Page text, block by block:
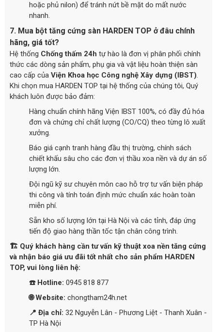
hoặc phủ nilon) để tránh nứt bề mặt do mất nước
nhanh.
7. Mua bột tăng cứng sàn HARDEN TOP ở đâu chính
hãng, giá tốt?
Hệ thống Chống thấm 24h tự hào là đơn vị phân phối chính
thức các dòng sản phẩm, phụ gia và vật liệu hoàn thiện sàn
cao cấp của Viện Khoa học Công nghệ Xây dựng (IBST).
Khi chọn mua HARDEN TOP tại hệ thống của chúng tôi, Quý
khách luôn được bảo đảm:
Hàng chuẩn chính hãng Viện IBST 100%, có đầy đủ hóa
đơn và chứng chỉ chất lượng (CO/CQ) theo từng lô xuất
xưởng.
Báo giá cạnh tranh hàng đầu thị trường, chính sách
chiết khấu sâu cho các đơn vị thầu xoa nền và dự án số
lượng lớn.
Đội ngũ kỹ sư chuyên môn cao hỗ trợ tư vấn biện pháp
thi công và tính toán định mức chuẩn xác hoàn toàn
miễn phí.
Sẵn kho số lượng lớn tại Hà Nội và các tỉnh, đáp ứng
tiến độ giao hàng thần tốc tận chân công trình.
🏗️ Quý khách hàng cần tư vấn kỹ thuật xoa nền tăng cứng
và nhận báo giá ưu đãi tốt nhất cho sản phẩm HARDEN
TOP, vui lòng liên hệ:
☎️ Hotline: 0945 818 877
🌐 Website: chongtham24h.net
📍 Địa chỉ: 32 Nguyễn Lân - Phương Liệt - Thanh Xuân -
TP Hà Nội